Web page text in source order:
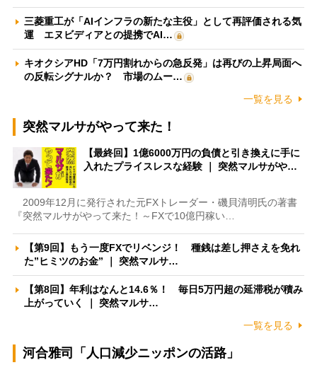
三菱重工が「AIインフラの新たな主役」として再評価される気
運 エヌビディアとの提携でAI…
キオクシアHD「7万円割れからの急反発」は再びの上昇局面へ
の反転シグナルか？ 市場のムー…
一覧を見る
突然マルサがやって来た！
【最終回】1億6000万円の負債と引き換えに手に
入れたプライスレスな経験 ｜ 突然マルサがや…
2009年12月に発行された元FXトレーダー・磯貝清明氏の著書
『突然マルサがやって来た！～FXで10億円稼い…
【第9回】もう一度FXでリベンジ！ 種銭は差し押さえを免れ
た”ヒミツのお金” ｜ 突然マルサ…
【第8回】年利はなんと14.6％！ 毎日5万円超の延滞税が積み
上がっていく ｜ 突然マルサ…
一覧を見る
河合雅司「人口減少ニッポンの活路」